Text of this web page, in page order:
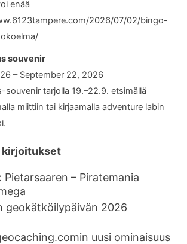
enää
2026/07/02/bingo-
souvenir
– September 22, 2026
souvenir tarjolla 19.–22.9. etsimällä
miittiin tai kirjaamalla adventure labin
kirjoitukset
– Piratemania
geokätköilypäivän 2026
uusi ominaisuus